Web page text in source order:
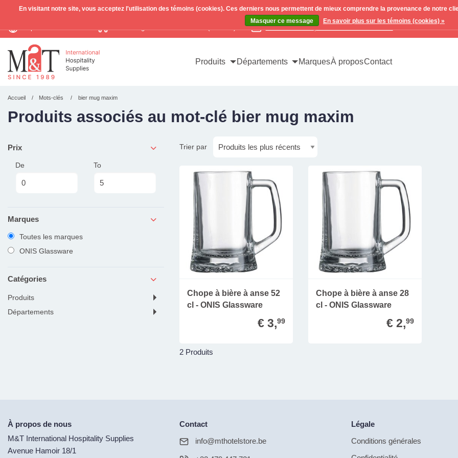
Contactez-nous pour toutes vos demandes
Produits Départements MarquesÀ proposContact
Accueil Mots-clés bier mug maxim
Produits associés au mot-clé bier mug maxim
Prix
De To
Marques
Toutes les marques
ONIS Glassware
Catégories
produits
départements
Trier par
Chope à bière à anse 52
cl - ONIS Glassware
€ 3,99
Chope à bière à anse 28
cl - ONIS Glassware
€ 2,99
2 Produits
À propos de nous
M&T International Hospitality Supplies
Avenue Hamoir 18/1
Contact
info@mthotelstore.be
Légale
Conditions générales
En visitant notre site, vous acceptez l'utilisation des témoins (cookies). Ces derniers nous permettent de mieux comprendre la provenance de notre
Masquer ce message
En savoir plus sur les témoins (cookies) »